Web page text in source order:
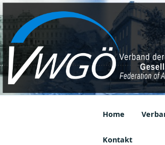
Zum
Inhalt
springen
Federation of
Home
Kontakt